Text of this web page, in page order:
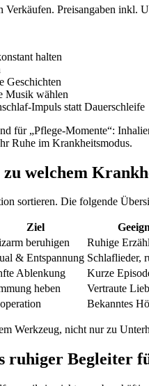
Preisangaben inkl.
halten
Geschichten
Musik wählen
Impuls statt Dauerschleife
für „Pflege-Momente“:
Ruhe im Krankheitsmodus.
zu welchem
sortieren. Die folgende
Ziel
beruhigen Ruhige
& Entspannung Schlaflieder,
Ablenkung Kurze
heben Vertraute
Bekanntes
Werkzeug, nicht nur zu
Begleiter